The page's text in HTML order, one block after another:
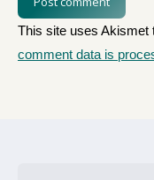
This site uses Akismet
comment data is